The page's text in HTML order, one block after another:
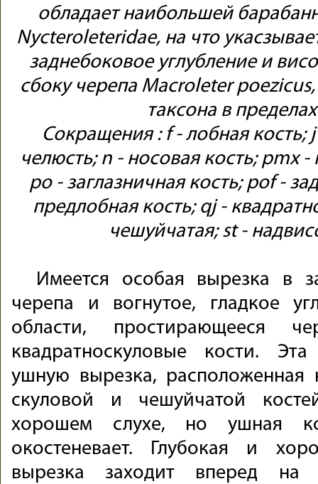
обладает наибольшей
Nycteroleteridae, на что
заднебоковое углубление и
сбоку черепа Macroleter
таксона в
Сокращения : f - лобная кость;
челюсть; n - носовая кость; pmx
po - заглазничная кость; pof -
предлобная кость; qj -
чешуйчатая; st -
Имеется особая вырезка в
черепа и вогнутое, гладкое
области, простирающееся
квадратноскуловые кости. Эта
ушную вырезка, расположенная
скуловой и чешуйчатой
хорошем слухе, но ушная
окостеневает. Глубокая и
вырезка заходит вперед на